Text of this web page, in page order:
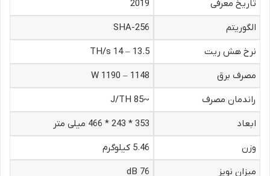
تاریخ معرفی
2019
الگوریتم
SHA-256
نرخ هش ریت
13.5 – 14 TH/s
مصرف برق
1148 – 1190 W
راندمان مصرف
~85 J/TH
ابعاد
353 * 243 * 466 میلی متر
وزن
5.46 کیلوگرم
میزان نویز
76 dB